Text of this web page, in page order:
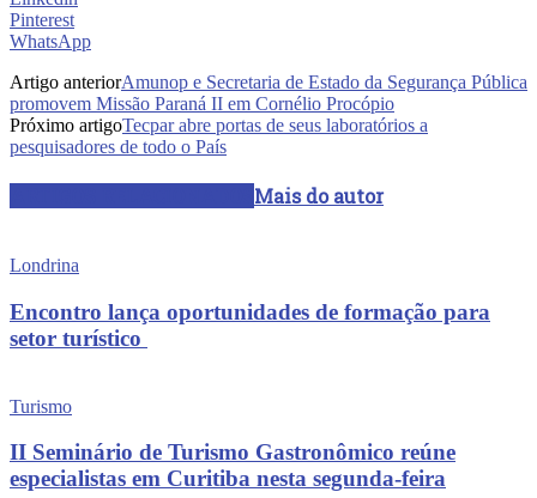
Pinterest
WhatsApp
Artigo anteriorAmunop e Secretaria de Estado da Segurança Pública
promovem Missão Paraná II em Cornélio Procópio
Próximo artigoTecpar abre portas de seus laboratórios a
pesquisadores de todo o País
Mais do autor
Londrina
Encontro lança oportunidades de formação para
setor turístico
Turismo
II Seminário de Turismo Gastronômico reúne
especialistas em Curitiba nesta segunda-feira